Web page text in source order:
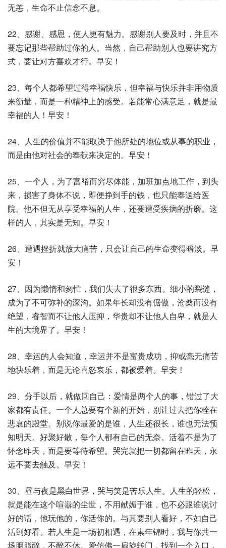
无恙，生命不止信念不息。
22、感谢、感恩，使人更有魅力。感谢别人要及时，并且不
要忘记那些帮助过你的人。当然，自己帮助别人也要讲究方
式，要让对方喜欢才行。早安！
23、每个人都希望过得幸福快乐，但幸福与快乐并非用物质
来衡量，而是一种精神上的感受。若能常心满意足，就是最
幸福的人！早安！
24、人生的价值并不能取决于他所处的地位或从事的职业，
而是由他对社会的奉献来决定的。早安！
25、一个人，为了富裕而穷尽体能，加班加点地工作，到头
来，损害了身体不说，即便挣到手的钱，也只能奉送给医
院。他不但无从享受幸福的人生，还要遭受疾病的折磨。这
样的人，其实是无知。早安！
26、遭遇挫折就放大痛苦，只会让自己的生命变得暗淡。早
安！
27、因为懒惰和匆忙，我们失去了很多东西。细小的裂缝，
成为了不可弥补的深沟。如果年长却没有倨傲，沧桑而没有
绝望，睿智而不让他人压抑，华贵却不让他人自卑，就是人
生的大境界了。早安！
28、幸运的人会知道，幸运并不是富贵成功，抑或毫无痛苦
地快乐着，而是无论喜怒哀乐，都被爱着。早安！
29、分手以后，就做回自己：爱情是两个人的事，错过了大
家都有责任。一个人总要有个新的开始，别让过去把你栓在
悲哀的殿堂。别说你最爱的是谁，人生还很长，谁也无法预
知明天。好聚好散，每个人都有自己的无奈。活着不是为了
怀念昨天，而是要等待希望。哭完就把一切都留在昨天，永
远不要去触及。早安！
30、昼与夜是黑白世界，哭与笑是苦乐人生。人生的轻松，
就是能在这个喧嚣的尘世，不用献媚于谁，也不必跟谁说讨
好的话，他玩他的，你活你的。与其要别人看好，不如自己
活到好看。若人生是一场初相遇，在素年锦时，我与你共一
场胭脂醉，不醉不休。爱仿佛一扇旋转门，找到一个入口，